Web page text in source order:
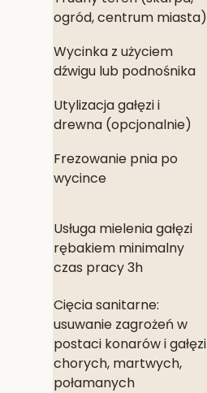
ogród, centrum miasta)
Wycinka z użyciem
dźwigu lub podnośnika
Utylizacja gałęzi i
drewna (opcjonalnie)
Frezowanie pnia po
wycince
Usługa mielenia gałęzi
rębakiem minimalny
czas pracy 3h
Cięcia sanitarne:
usuwanie zagrożeń w
postaci konarów i gałęzi
chorych, martwych,
połamanych